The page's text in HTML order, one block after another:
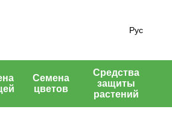
Рус
Семена
цветов
Средства
защиты
растений